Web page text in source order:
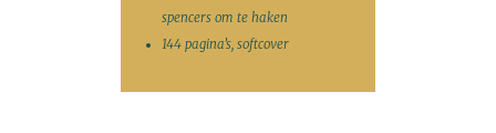
spencers om te haken
144 pagina’s, softcover